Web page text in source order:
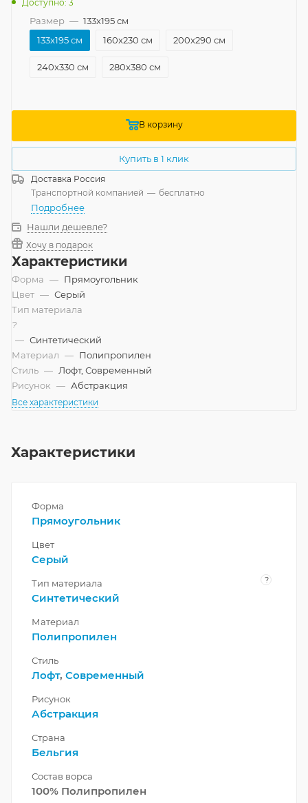
Доступно: 3
Размер — 133x195 см
133x195 см
160x230 см 200x290 см
240x330 см 280x380 см
В корзину
Купить в 1 клик
Доставка Россия
Транспортной компанией — бесплатно
Подробнее
Нашли дешевле?
Хочу в подарок
Характеристики
Форма — Прямоугольник
Цвет — Серый
Тип материала
?
— Синтетический
Материал — Полипропилен
Стиль — Лофт, Современный
Рисунок — Абстракция
Все характеристики
Характеристики
Форма
Прямоугольник
Цвет
Серый
Тип материала ?
Синтетический
Материал
Полипропилен
Стиль
Лофт, Современный
Рисунок
Абстракция
Страна
Бельгия
Состав ворса
100% Полипропилен